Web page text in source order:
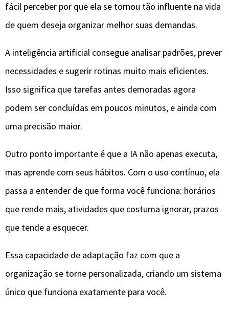
fácil perceber por que ela se tornou tão influente na vida
de quem deseja organizar melhor suas demandas.
A inteligência artificial consegue analisar padrões, prever
necessidades e sugerir rotinas muito mais eficientes.
Isso significa que tarefas antes demoradas agora
podem ser concluídas em poucos minutos, e ainda com
uma precisão maior.
Outro ponto importante é que a IA não apenas executa,
mas aprende com seus hábitos. Com o uso contínuo, ela
passa a entender de que forma você funciona: horários
que rende mais, atividades que costuma ignorar, prazos
que tende a esquecer.
Essa capacidade de adaptação faz com que a
organização se torne personalizada, criando um sistema
único que funciona exatamente para você.